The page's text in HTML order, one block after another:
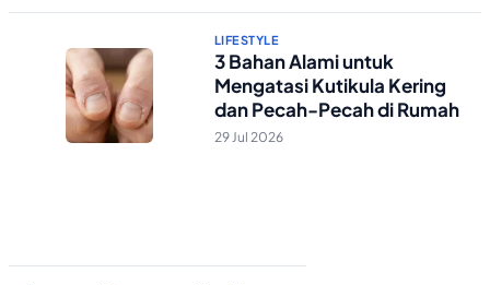
LIFESTYLE
3 Bahan Alami untuk
Mengatasi Kutikula Kering
dan Pecah-Pecah di Rumah
29 Jul 2026